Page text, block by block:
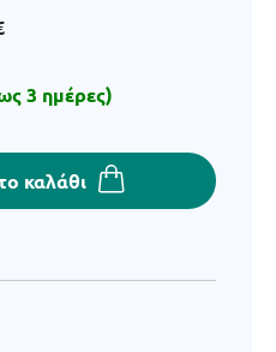
3 ημέρες)
καλάθι